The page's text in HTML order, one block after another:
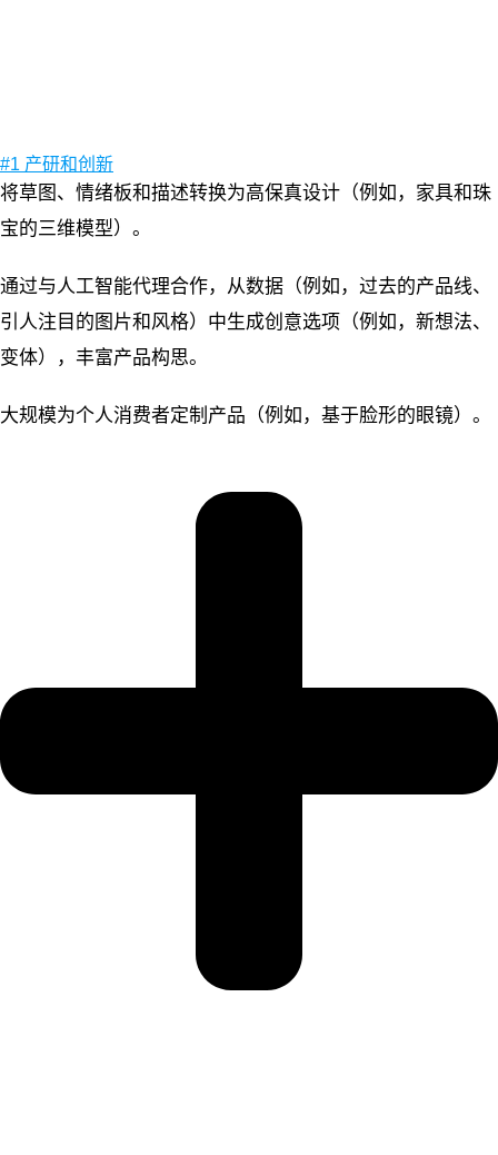
#1 产研和创新
将草图、情绪板和描述转换为高保真设计（例如，家具和珠
宝的三维模型）。
通过与人工智能代理合作，从数据（例如，过去的产品线、
引人注目的图片和风格）中生成创意选项（例如，新想法、
变体），丰富产品构思。
大规模为个人消费者定制产品（例如，基于脸形的眼镜）。